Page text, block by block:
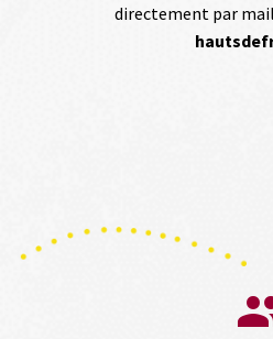
directement par